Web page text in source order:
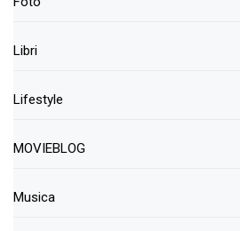
Libri
Lifestyle
MOVIEBLOG
Musica